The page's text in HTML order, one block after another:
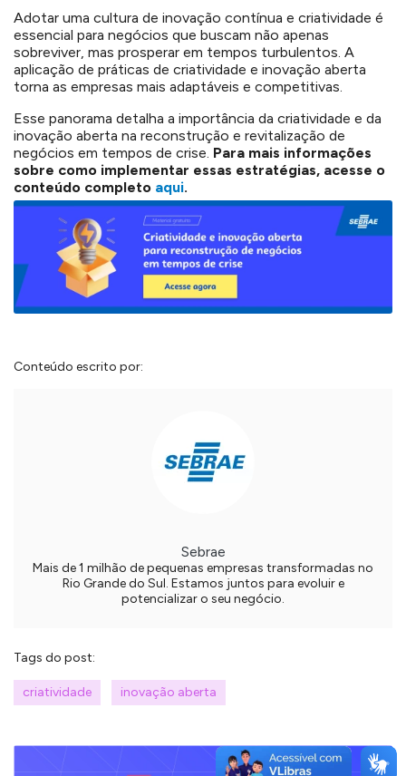
Adotar uma cultura de inovação contínua e criatividade é
essencial para negócios que buscam não apenas
sobreviver, mas prosperar em tempos turbulentos. A
aplicação de práticas de criatividade e inovação aberta
torna as empresas mais adaptáveis e competitivas.
Esse panorama detalha a importância da criatividade e da
inovação aberta na reconstrução e revitalização de
negócios em tempos de crise. Para mais informações
sobre como implementar essas estratégias, acesse o
conteúdo completo aqui.
Conteúdo escrito por:
Sebrae
Mais de 1 milhão de pequenas empresas transformadas no
Rio Grande do Sul. Estamos juntos para evoluir e
potencializar o seu negócio.
Tags do post:
criatividade inovação aberta